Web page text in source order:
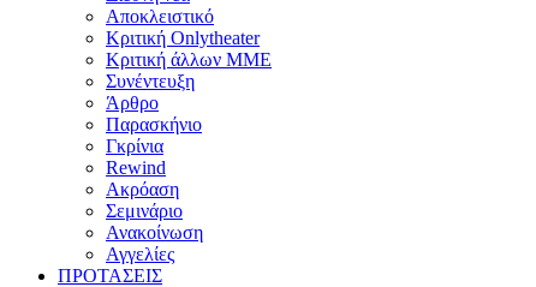
Αποκλειστικό
Κριτική Onlytheater
Κριτική άλλων ΜΜΕ
Συνέντευξη
Άρθρο
Παρασκήνιο
Γκρίνια
Rewind
Ακρόαση
Σεμινάριο
Ανακοίνωση
Αγγελίες
ΠΡΟΤΑΣΕΙΣ